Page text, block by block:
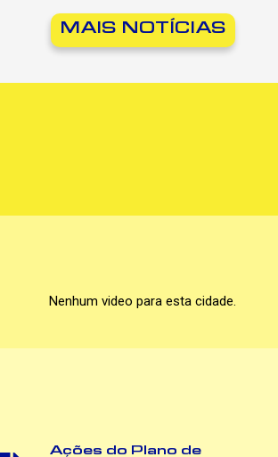
MAIS NOTÍCIAS
Nenhum video para esta cidade.
Ações do Plano de